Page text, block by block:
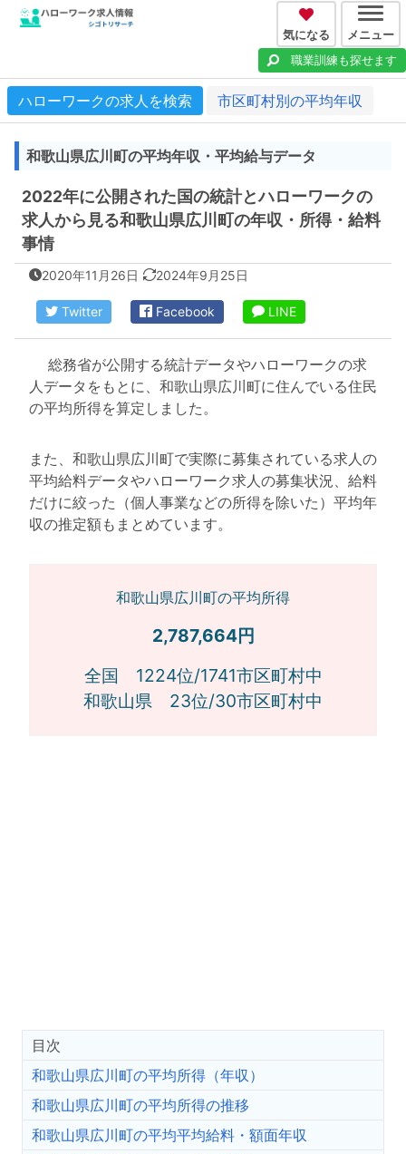
気になる メニュー
職業訓練も探せます
ハローワークの求人を検索 市区町村別の平均年収
和歌山県広川町の平均年収・平均給与データ
2022年に公開された国の統計とハローワークの
求人から見る和歌山県広川町の年収・所得・給料
事情
2020年11月26日 2024年9月25日
Twitter Facebook LINE
総務省が公開する統計データやハローワークの求
人データをもとに、和歌山県広川町に住んでいる住民
の平均所得を算定しました。
また、和歌山県広川町で実際に募集されている求人の
平均給料データやハローワーク求人の募集状況、給料
だけに絞った（個人事業などの所得を除いた）平均年
収の推定額もまとめています。
和歌山県広川町の平均所得
2,787,664円
全国 1224位/1741市区町村中
和歌山県 23位/30市区町村中
目次
和歌山県広川町の平均所得（年収）
和歌山県広川町の平均所得の推移
和歌山県広川町の平均平均給料・額面年収